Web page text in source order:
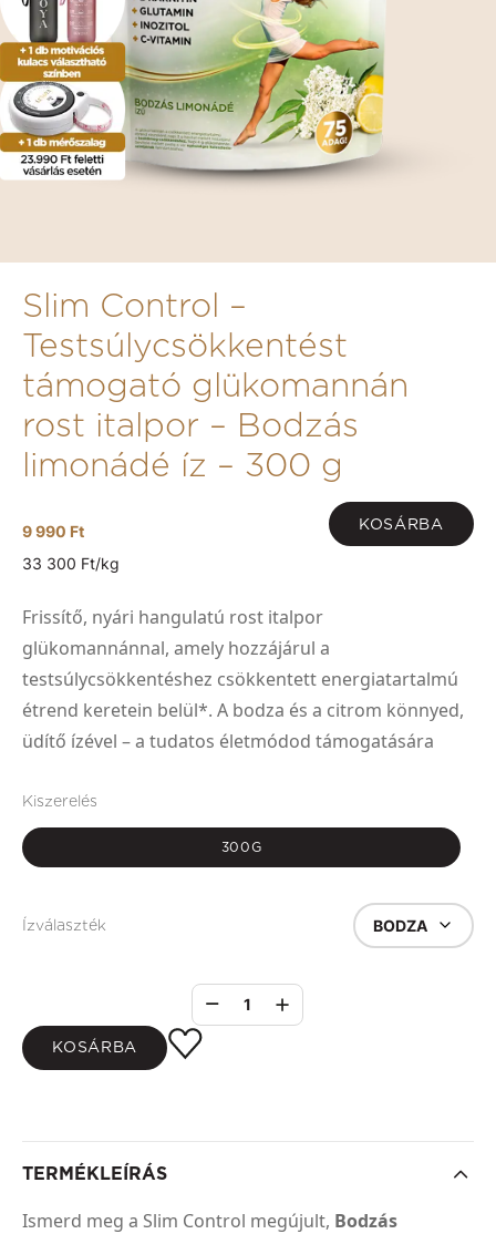
Slim Control –
Testsúlycsökkentést
támogató glükomannán
rost italpor – Bodzás
limonádé íz – 300 g
9 990 Ft KOSÁRBA
33 300 Ft/kg
Frissítő, nyári hangulatú rost italpor
glükomannánnal, amely hozzájárul a
testsúlycsökkentéshez csökkentett energiatartalmú
étrend keretein belül*. A bodza és a citrom könnyed,
üdítő ízével – a tudatos életmódod támogatására
Kiszerelés
300G
Ízválaszték BODZA
1
KOSÁRBA
TERMÉKLEÍRÁS
Ismerd meg a Slim Control megújult, Bodzás